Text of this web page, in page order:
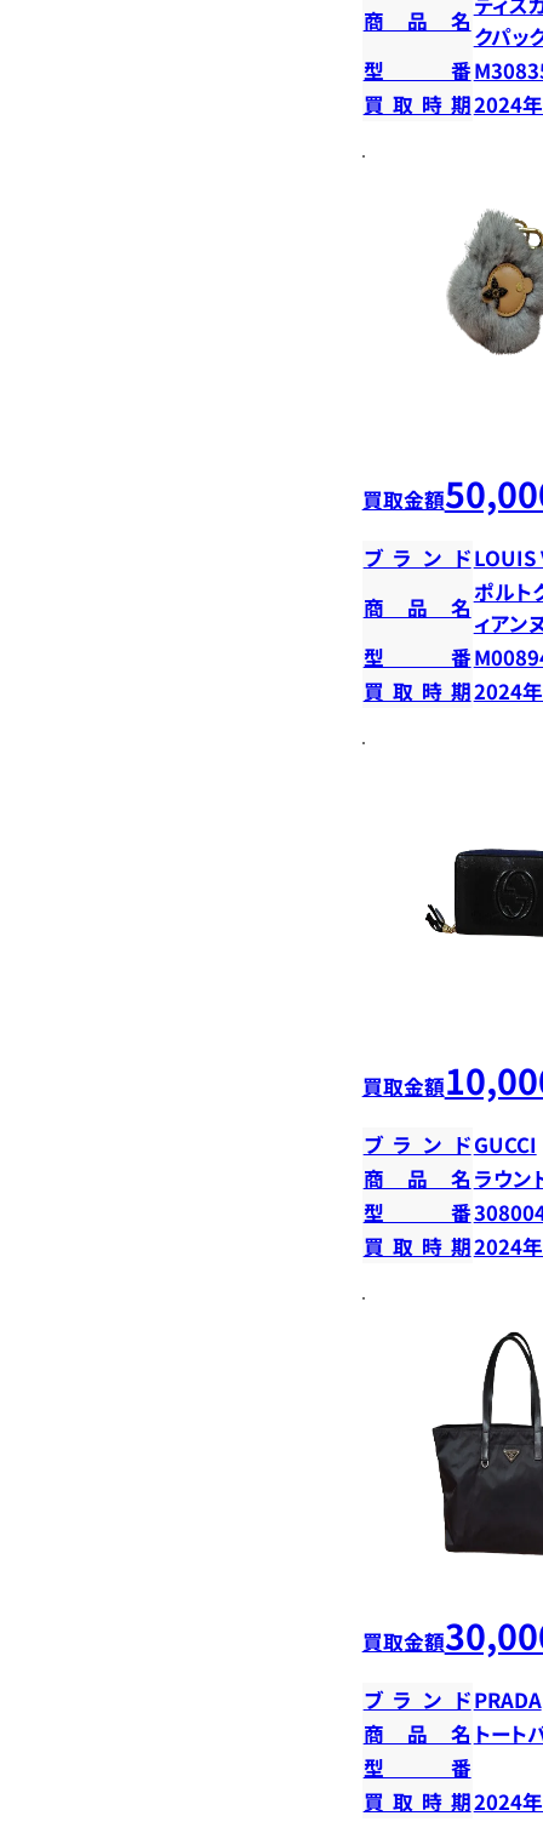
商品名
クパッ
型番
買取時期2024
買取金額
ブランドLOUIS
商品名
ポルト
ィアン
型番
買取時期2024
買取金額
ブランドGUCCI
商品名 ラウン
型番
買取時期2024
買取金額
ブランドPRADA
商品名 トート
型番
買取時期2024